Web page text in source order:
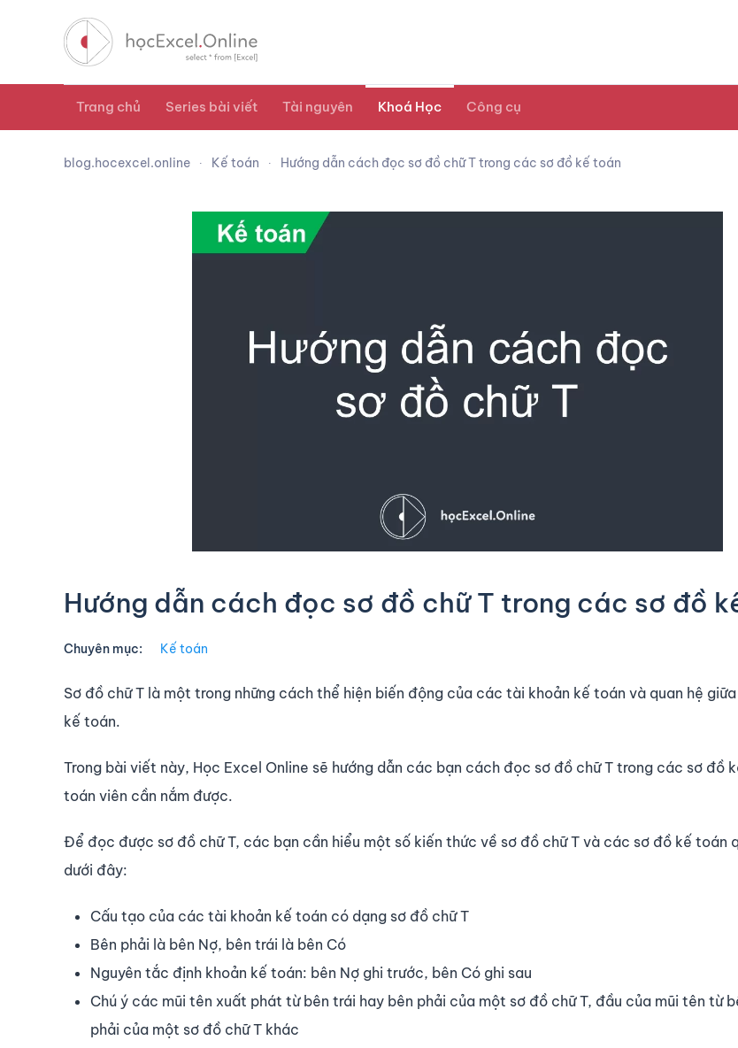
Trang chủ Series bài viết Tài nguyên Khoá Học Công cụ
blog.hocexcel.online Kế toán Hướng dẫn cách đọc sơ đồ chữ T trong các sơ đồ kế toán
Hướng dẫn cách đọc sơ đồ chữ T trong các sơ đồ
Chuyên mục: Kế toán
Sơ đồ chữ T là một trong những cách thể hiện biến động của các tài khoản kế toán và quan hệ
kế toán.
Trong bài viết này, Học Excel Online sẽ hướng dẫn các bạn cách đọc sơ đồ chữ T trong các sơ đồ
toán viên cần nắm được.
Để đọc được sơ đồ chữ T, các bạn cần hiểu một số kiến thức về sơ đồ chữ T và các sơ đồ kế toán
dưới đây:
Cấu tạo của các tài khoản kế toán có dạng sơ đồ chữ T
Bên phải là bên Nợ, bên trái là bên Có
Nguyên tắc định khoản kế toán: bên Nợ ghi trước, bên Có ghi sau
Chú ý các mũi tên xuất phát từ bên trái hay bên phải của một sơ đồ chữ T, đầu của mũi tên từ
phải của một sơ đồ chữ T khác